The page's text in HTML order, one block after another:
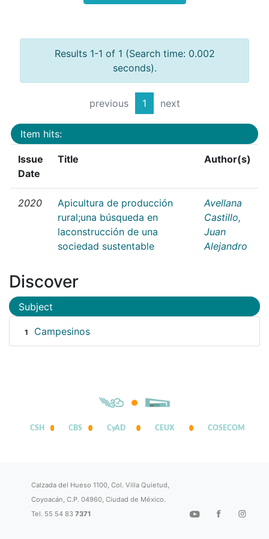
Results 1-1 of 1 (Search time: 0.002
seconds).
previous 1 next
Item hits:
Issue
Date
Title Author(s)
2020
Apicultura de producción
rural;una búsqueda en
laconstrucción de una
sociedad sustentable
Avellana
Castillo,
Juan
Alejandro
Discover
Subject
1 Campesinos
CSH CBS CyAD CEUX COSECOM
Calzada del Hueso 1100, Col. Villa Quietud,
Coyoacán, C.P. 04960, Ciudad de México.
Tel. 55 54 837371